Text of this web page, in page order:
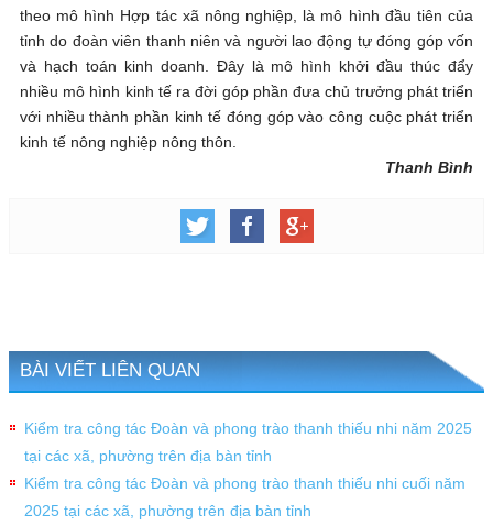
theo mô hình Hợp tác xã nông nghiệp, là mô hình đầu tiên của
tỉnh do đoàn viên thanh niên và người lao động tự đóng góp vốn
và hạch toán kinh doanh. Đây là mô hình khởi đầu thúc đẩy
nhiều mô hình kinh tế ra đời góp phần đưa chủ trưởng phát triển
với nhiều thành phần kinh tế đóng góp vào công cuộc phát triển
kinh tế nông nghiệp nông thôn.
Thanh Bình
BÀI VIẾT LIÊN QUAN
Kiểm tra công tác Đoàn và phong trào thanh thiếu nhi năm 2025
tại các xã, phường trên địa bàn tỉnh
Kiểm tra công tác Đoàn và phong trào thanh thiếu nhi cuối năm
2025 tại các xã, phường trên địa bàn tỉnh